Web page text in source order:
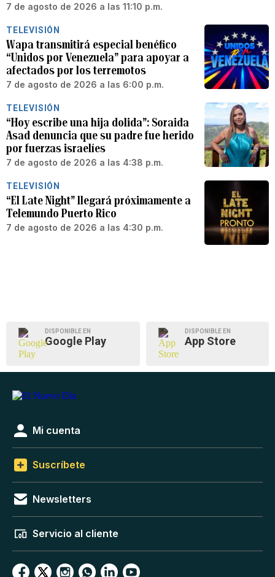
7 de agosto de 2026 a las 11:10 p.m.
TELEVISIÓN
Wapa transmitirá especial benéfico
“Unidos por Venezuela” para apoyar a
afectados por los terremotos
7 de agosto de 2026 a las 6:00 p.m.
TELEVISIÓN
“Hoy escribe una hija dolida”: Soraida
Asad denuncia que su padre fue herido
por fuerzas israelíes
7 de agosto de 2026 a las 4:38 p.m.
TELEVISIÓN
“El Late Night” llegará próximamente a
Telemundo Puerto Rico
7 de agosto de 2026 a las 4:30 p.m.
DISPONIBLE EN
Google Play
DISPONIBLE EN
App Store
Mi cuenta
Suscríbete
Newsletters
Servicio al cliente